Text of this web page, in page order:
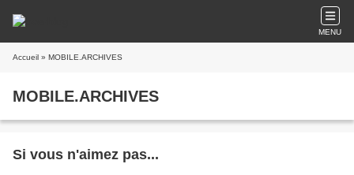
MENU
Accueil » MOBILE.ARCHIVES
MOBILE.ARCHIVES
Si vous n'aimez pas...